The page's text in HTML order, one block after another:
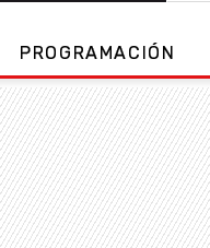
PROGRAMACIÓN